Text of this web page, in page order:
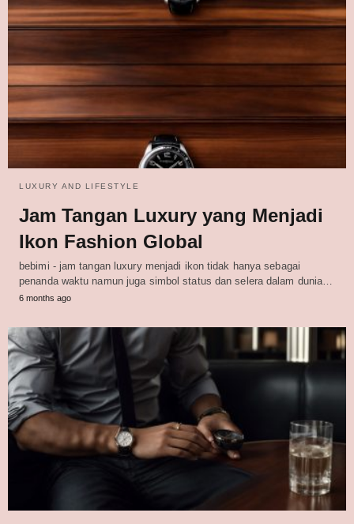
LUXURY AND LIFESTYLE
Jam Tangan Luxury yang Menjadi
Ikon Fashion Global
bebimi - jam tangan luxury menjadi ikon tidak hanya sebagai
penanda waktu namun juga simbol status dan selera dalam dunia…
6 months ago